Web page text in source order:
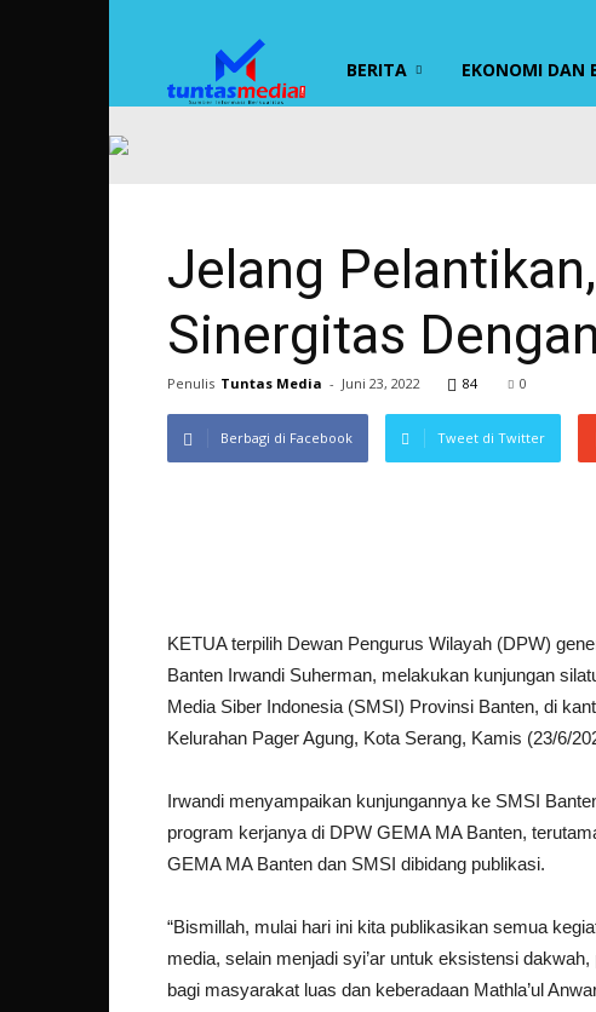
TUNTAS
BERITA EKONOMI DAN
Jelang
Sinergitas
Penulis Tuntas Media - Juni 23, 2022 84 0
Berbagi di Facebook Tweet di Twitter
KETUA terpilih Dewan Pengurus Wilayah (DPW)
Banten Irwandi Suherman, melakukan kunjungan
Media Siber Indonesia (SMSI) Provinsi Banten, di
Kelurahan Pager Agung, Kota Serang, Kamis (23/6/
Irwandi menyampaikan kunjungannya ke SMSI
program kerjanya di DPW GEMA MA Banten,
GEMA MA Banten dan SMSI dibidang publikasi.
“Bismillah, mulai hari ini kita publikasikan semua
media, selain menjadi syi’ar untuk eksistensi
bagi masyarakat luas dan keberadaan Mathla’ul